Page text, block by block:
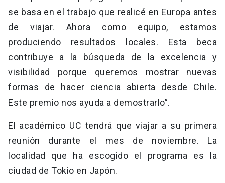
se basa en el trabajo que realicé en Europa antes
de viajar. Ahora como equipo, estamos
produciendo resultados locales. Esta beca
contribuye a la búsqueda de la excelencia y
visibilidad porque queremos mostrar nuevas
formas de hacer ciencia abierta desde Chile.
Este premio nos ayuda a demostrarlo”.
El académico UC tendrá que viajar a su primera
reunión durante el mes de noviembre. La
localidad que ha escogido el programa es la
ciudad de Tokio en Japón.